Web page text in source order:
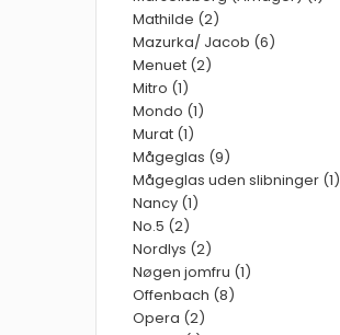
Mathilde (2)
Mazurka/ Jacob (6)
Menuet (2)
Mitro (1)
Mondo (1)
Murat (1)
Mågeglas (9)
Mågeglas uden slibninger (1)
Nancy (1)
No.5 (2)
Nordlys (2)
Nøgen jomfru (1)
Offenbach (8)
Opera (2)